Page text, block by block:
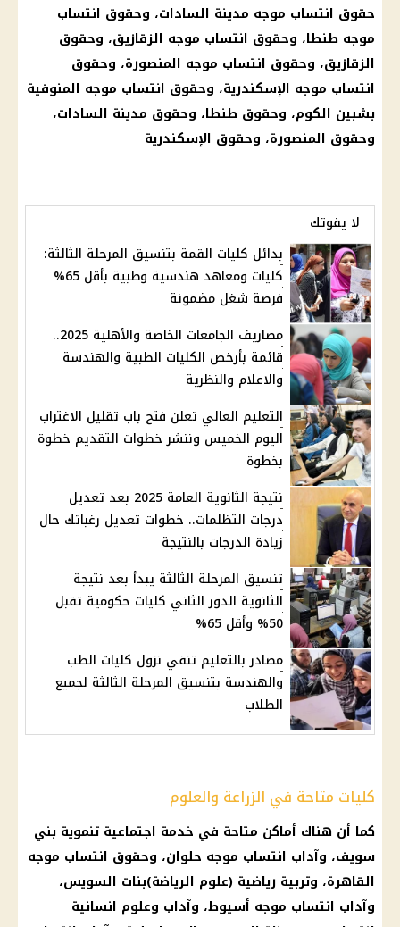
حقوق انتساب موجه مدينة السادات، وحقوق انتساب
موجه طنطا، وحقوق انتساب موجه الزقازيق، وحقوق
الزقازيق، وحقوق انتساب موجه المنصورة، وحقوق
انتساب موجه الإسكندرية، وحقوق انتساب موجه المنوفية
بشبين الكوم، وحقوق طنطا، وحقوق مدينة السادات،
وحقوق المنصورة، وحقوق الإسكندرية
لا يفوتك
بدائل كليات القمة بتنسيق المرحلة الثالثة:
كليات ومعاهد هندسية وطبية بأقل 65%
فرصة شغل مضمونة
مصاريف الجامعات الخاصة والأهلية 2025..
قائمة بأرخص الكليات الطبية والهندسة
والاعلام والنظرية
التعليم العالي تعلن فتح باب تقليل الاغتراب
اليوم الخميس وننشر خطوات التقديم خطوة
بخطوة
نتيجة الثانوية العامة 2025 بعد تعديل
درجات التظلمات.. خطوات تعديل رغباتك حال
زيادة الدرجات بالنتيجة
تنسيق المرحلة الثالثة يبدأ بعد نتيجة
الثانوية الدور الثاني كليات حكومية تقبل
50% وأقل 65%
مصادر بالتعليم تنفي نزول كليات الطب
والهندسة بتنسيق المرحلة الثالثة لجميع
الطلاب
كليات متاحة في الزراعة والعلوم
كما أن هناك أماكن متاحة في خدمة اجتماعية تنموية بني
سويف، وآداب انتساب موجه حلوان، وحقوق انتساب موجه
القاهرة، وتربية رياضية (علوم الرياضة)بنات السويس،
وآداب انتساب موجه أسيوط، وآداب وعلوم انسانية